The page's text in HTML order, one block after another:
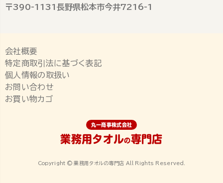
〒390-1131長野県松本市今井7216-1
会社概要
特定商取引法に基づく表記
個人情報の取扱い
お問い合わせ
お買い物カゴ
丸一商事株式会社
業務用タオルの専門店
Copyright © 業務用タオルの専門店 All Rights Reserved.